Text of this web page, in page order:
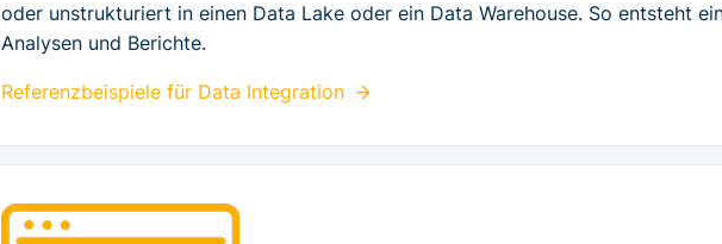
oder unstrukturiert in einen Data Lake oder ein Data Warehouse. So entsteht
Analysen und Berichte.
Referenzbeispiele für Data Integration